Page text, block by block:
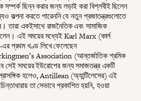
সম্পর্ক ছিন্ন করার জন্য লড়াই করা বিপ্লবীই ছিলেন
কল্পনা করতে পারেননি যে নতুন প্রজাতন্ত্রগুলোতে
তারা একইসাথে রাজনৈতিক এবং সামাজিক
এই সময়ের মধ্যেই Karl Marx (কার্ল
এর প্রথম খণ্ড লিখে ফেলেছেন
Association (আন্তর্জাতিক শ্রমিক
সেই সময়ের ইউরোপের জন্য সমাজতন্ত্র একটি
প্রাসঙ্গিক হলেও, Antillean (অ্যান্টিলেসের) এই
তা সেভাবে প্রকাশিত হয়নি, হওয়া